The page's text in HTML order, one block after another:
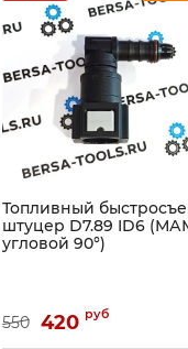
Топливный
штуцер D7.89 ID6
угловой 90°)
550 420 руб